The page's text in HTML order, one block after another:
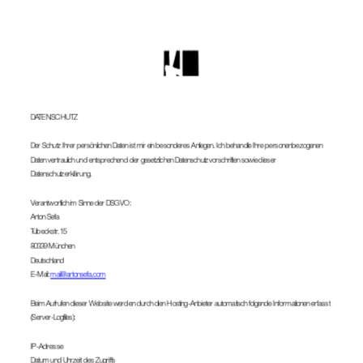
DATENSCHUTZ
Der Schutz Ihrer persönlichen Daten ist mir ein besonderes Anliegen. Ich behandle Ihre personenbezogenen
Daten vertraulich und entsprechend der gesetzlichen Datenschutzvorschriften sowie dieser
Datenschutzerklärung.
Verantwortlich im Sinne der DSGVO:
Arton Sefa
Tulbeckstr. 15
80339 München
Deutschland
E-Mail: mail@artonsefa.com
Beim Aufrufen dieser Website werden durch den Hosting-Anbieter automatisch folgende Informationen erfasst
(Server-Logfiles):
IP-Adresse
Datum und Uhrzeit des Zugriffs